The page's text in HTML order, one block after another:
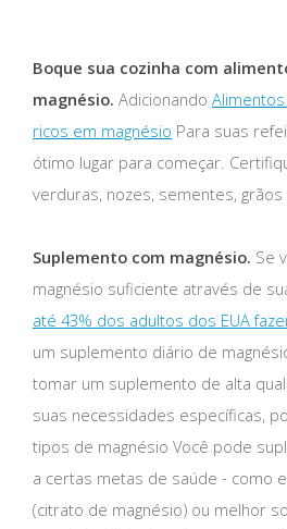
Boque sua cozinha com
magnésio. Adicionando
ricos em magnésio Para suas
ótimo lugar para começar.
verduras, nozes, sementes, grãos
Suplemento com magnésio. Se
magnésio suficiente através de
até 43% dos adultos dos EUA
um suplemento diário de
tomar um suplemento de alta
suas necessidades específicas,
tipos de magnésio Você pode
a certas metas de saúde - como
(citrato de magnésio) ou melhor